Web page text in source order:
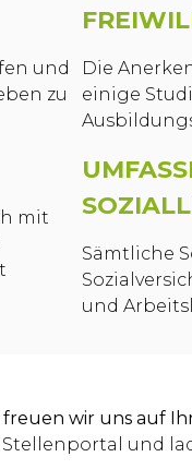
und
zu
Die
einige
mit
Sämtliche
und
wir uns auf
und